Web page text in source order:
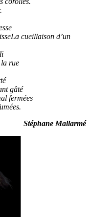
cueillaison d’un
la rue
gâté
fermées
Stéphane Mallarmé